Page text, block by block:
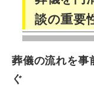
談の重要
葬儀の流れを事
ぐ